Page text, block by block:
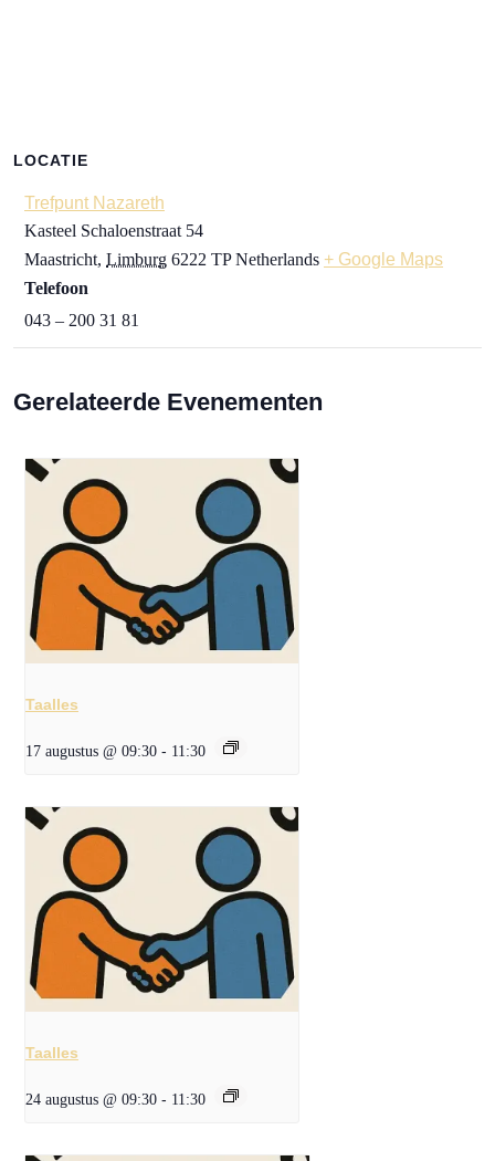
LOCATIE
Trefpunt Nazareth
Kasteel Schaloenstraat 54
Maastricht, Limburg 6222 TP Netherlands + Google Maps
Telefoon
043 – 200 31 81
Gerelateerde Evenementen
Taalles
17 augustus @ 09:30 - 11:30
Taalles
24 augustus @ 09:30 - 11:30